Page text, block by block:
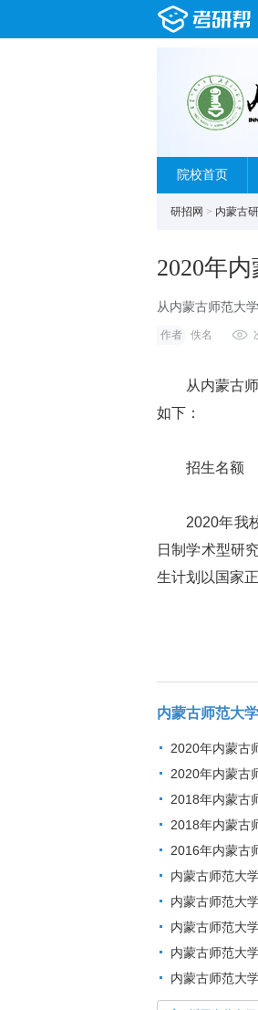
院校首页
研招网 > 内蒙古
2020年
从内蒙古师范大
作者 佚名
从内蒙古师
如下：
招生名额
2020年我校
日制学术型研
生计划以国家
内蒙古师范大
2020年内蒙古
2020年内蒙古
2018年内蒙古
2018年内蒙古
2016年内蒙古
内蒙古师范大
内蒙古师范大
内蒙古师范大
内蒙古师范大
内蒙古师范大